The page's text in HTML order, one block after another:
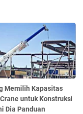
Memilih Kapasitas
untuk Konstruksi
Dia Panduan